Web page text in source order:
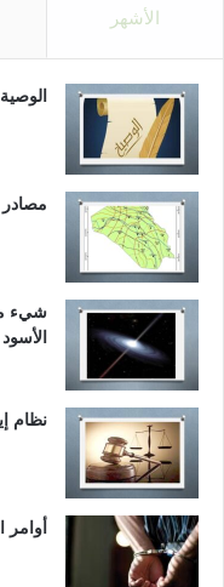
الأشهر
مصادر
شيء
نظام
أوامر